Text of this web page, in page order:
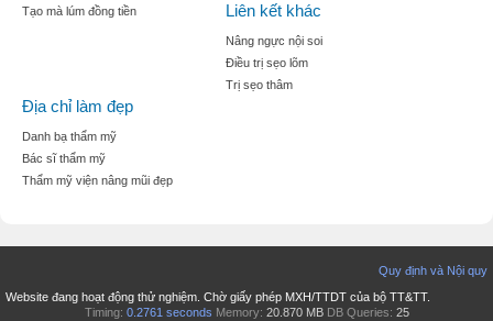
Tạo mà lúm đồng tiền
Liên kết khác
Nâng ngực nội soi
Điều trị sẹo lõm
Trị sẹo thâm
Địa chỉ làm đẹp
Danh bạ thẩm mỹ
Bác sĩ thẩm mỹ
Thẩm mỹ viện nâng mũi đẹp
Quy định và Nội quy
Website đang hoạt động thử nghiệm. Chờ giấy phép MXH/TTDT của bộ TT&TT.
Timing: 0.2761 seconds Memory: 20.870 MB DB Queries: 25